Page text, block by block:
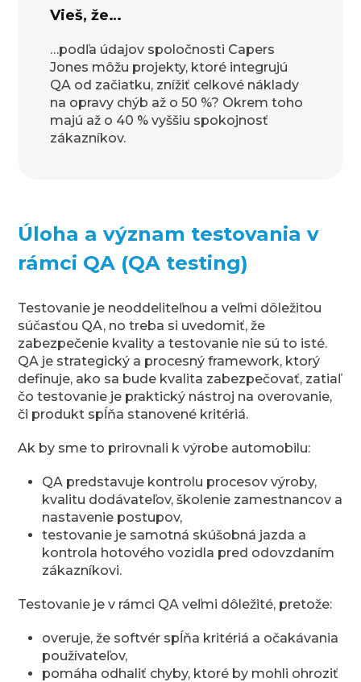
Vieš, že…
…podľa údajov spoločnosti Capers
Jones môžu projekty, ktoré integrujú
QA od začiatku, znížiť celkové náklady
na opravy chýb až o 50 %? Okrem toho
majú až o 40 % vyššiu spokojnosť
zákazníkov.
Úloha a význam testovania v
rámci QA (QA testing)
Testovanie je neoddeliteľnou a veľmi dôležitou
súčasťou QA, no treba si uvedomiť, že
zabezpečenie kvality a testovanie nie sú to isté.
QA je strategický a procesný framework, ktorý
definuje, ako sa bude kvalita zabezpečovať, zatiaľ
čo testovanie je praktický nástroj na overovanie,
či produkt spĺňa stanovené kritériá.
Ak by sme to prirovnali k výrobe automobilu:
QA predstavuje kontrolu procesov výroby,
kvalitu dodávateľov, školenie zamestnancov a
nastavenie postupov,
testovanie je samotná skúšobná jazda a
kontrola hotového vozidla pred odovzdaním
zákazníkovi.
Testovanie je v rámci QA veľmi dôležité, pretože:
overuje, že softvér spĺňa kritériá a očakávania
používateľov,
pomáha odhaliť chyby, ktoré by mohli ohroziť